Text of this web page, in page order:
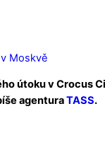
Moskvě
útoku v Crocus
agenturaTASS.